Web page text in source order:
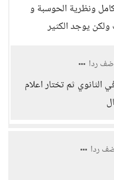
ونظرية الحوسبة و
يوجد الكثير
ردا
الثانوي ثم تختار اعلام
ردا